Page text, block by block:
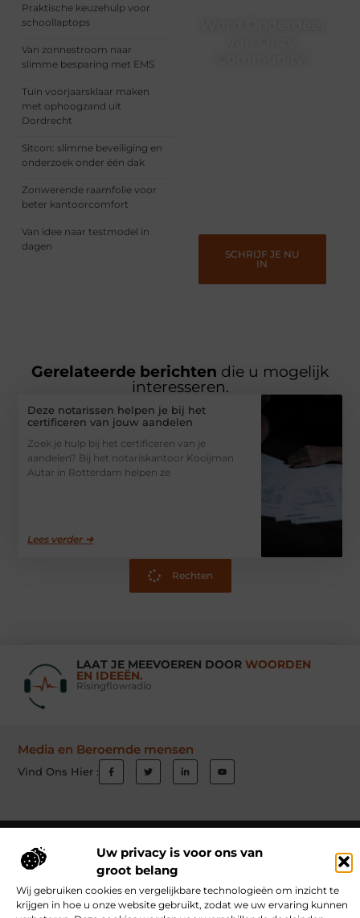
Uw privacy is voor ons van
groot belang
Wij gebruiken cookies en vergelijkbare technologieën om inzicht te
krijgen in hoe u onze website gebruikt, zodat we uw ervaring kunnen
Praktische keuzehulp voor
schoollaptops
Van zonnestroom naar
slimme besparing met EMS
Tuin voorjaarsklaar maken
met ophoogzand uit
Dordrecht
Sitcon: slimme beveiliging en
onderzoek onder één dak
Zonwerende raamfolie voor
beter kantoorcomfort
Van idee naar testmodel in
dagen
SCHRIJF JE NU
IN
Gerelateerde berichten die u mogelijk
interesseren.
Deze notarissen helpen je bij het
certificeren van jouw aandelen
Zoek je hulp bij het certificeren van je
aandelen? Bij het notariskantoor Kooijman
Autar in Rotterdam helpen ze
Lees verder ➜
Rechten
LAAT JE MEEVOEREN DOOR WOORDEN
EN IDEEËN.
Risingflowradio
Media en Beroemde mensen
Vind Ons Hier :
Beroemdheden Uit de Media Partners Over ons
Schrijf mee Website index
Goede Links Inkopen: Hoe Jij Jouw Website Autoriteit Geeft